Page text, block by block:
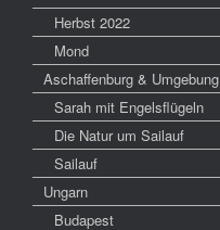
Herbst 2022
Mond
Aschaffenburg & Umgebung
Sarah mit Engelsflügeln
Die Natur um Sailauf
Sailauf
Ungarn
Budapest